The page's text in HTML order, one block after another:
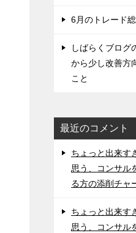
6月のトレード
しばらくブログ
から少し改善方
こと
最近のコメント
ちょっと出来す
思う、コンサル
る方の添削チャ
ちょっと出来す
思う、コンサル